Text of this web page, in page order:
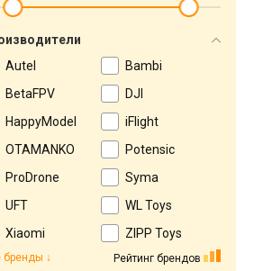
Autel
Bambi
BetaFPV
DJI
HappyModel
iFlight
OTAMANKO
Potensic
ProDrone
Syma
UFT
WL Toys
Xiaomi
ZIPP Toys
Рейтинг брендов
бренды